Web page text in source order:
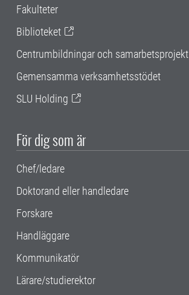
Fakulteter
Biblioteket
Centrumbildningar och samarbetsprojekt
Gemensamma verksamhetsstödet
SLU Holding
För dig som är
Chef/ledare
Doktorand eller handledare
Forskare
Handläggare
Kommunikatör
Lärare/studierektor